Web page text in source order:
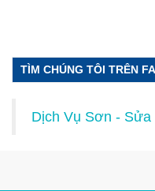
TÌM CHÚNG TÔI TRÊN
Dịch Vụ Sơn - Sửa